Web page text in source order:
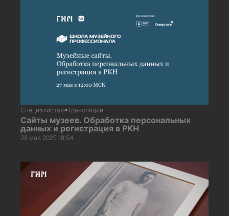
Специалистам Трансляции
Сайты музеев. Обработка персональных
данных и регистрация в РКН
28 мая 2025 18:54